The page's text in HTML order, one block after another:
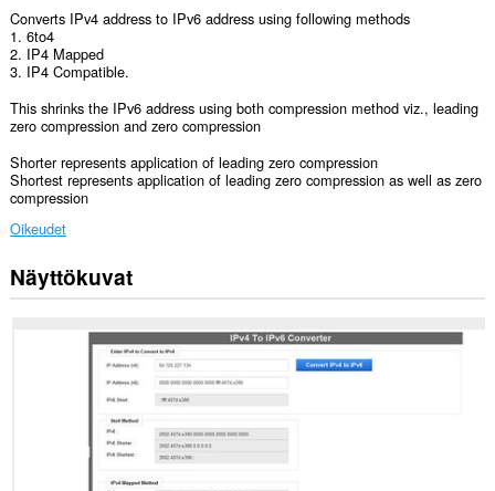
Converts IPv4 address to IPv6 address using following methods
1. 6to4
2. IP4 Mapped
3. IP4 Compatible.
This shrinks the IPv6 address using both compression method viz., leading
zero compression and zero compression
Shorter represents application of leading zero compression
Shortest represents application of leading zero compression as well as zero
compression
Oikeudet
Laajennuksella
on
verkkosivustoissa.
Näyttökuvat